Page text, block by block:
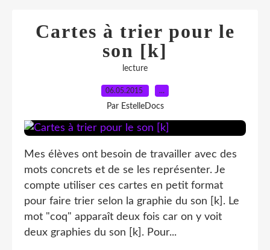
Cartes à trier pour le
son [k]
lecture
06.05.2015 …
Par EstelleDocs
Mes élèves ont besoin de travailler avec des
mots concrets et de se les représenter. Je
compte utiliser ces cartes en petit format
pour faire trier selon la graphie du son [k]. Le
mot "coq" apparaît deux fois car on y voit
deux graphies du son [k]. Pour...